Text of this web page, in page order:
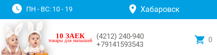
ПН - ВС: 10 - 19 Хабаровск
10 ЗАЕК
товары для малышей
(4212) 240-940
+79141593543
0